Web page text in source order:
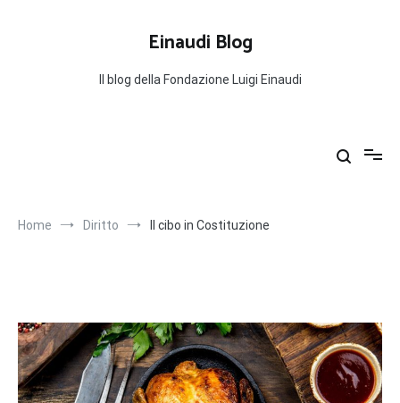
Einaudi Blog
Il blog della Fondazione Luigi Einaudi
Home Diritto Il cibo in Costituzione